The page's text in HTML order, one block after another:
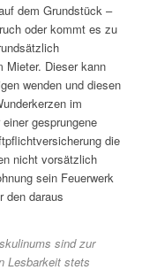
dem Grundstück –
oder kommt es zu
Mieter. Dieser kann
wenden und diesen
im
gesprungene
die
nicht vorsätzlich
sein Feuerwerk
den daraus
sind zur
Lesbarkeit stets